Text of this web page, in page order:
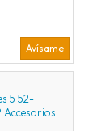
Avísame
5 52-
Accesorios